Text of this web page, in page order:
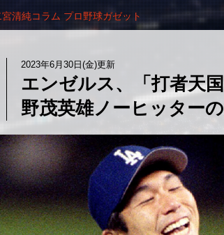
宮清純コラム プロ野球ガゼット
2023年6月30日(金)更新
エンゼルス、「打者天
野茂英雄ノーヒッター